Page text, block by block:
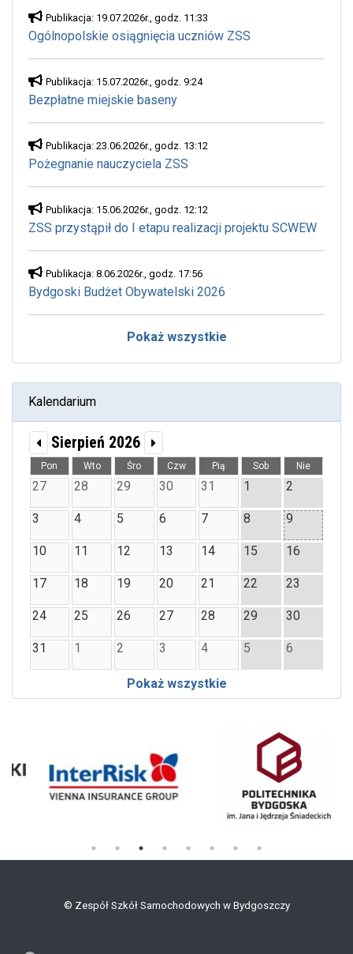
Publikacja: 19.07.2026r., godz. 11:33
Ogólnopolskie osiągnięcia uczniów ZSS
Publikacja: 15.07.2026r., godz. 9:24
Bezpłatne miejskie baseny
Publikacja: 23.06.2026r., godz. 13:12
Pożegnanie nauczyciela ZSS
Publikacja: 15.06.2026r., godz. 12:12
ZSS przystąpił do I etapu realizacji projektu SCWEW
Publikacja: 8.06.2026r., godz. 17:56
Bydgoski Budżet Obywatelski 2026
Pokaż wszystkie
Kalendarium
Sierpień 2026
Pon Wto Śro Czw Pią Sob Nie
27 28 29 30 31 1 2
3 4 5 6 7 8 9
10 11 12 13 14 15 16
17 18 19 20 21 22 23
24 25 26 27 28 29 30
31 1 2 3 4 5 6
Pokaż wszystkie
© Zespół Szkół Samochodowych w Bydgoszczy